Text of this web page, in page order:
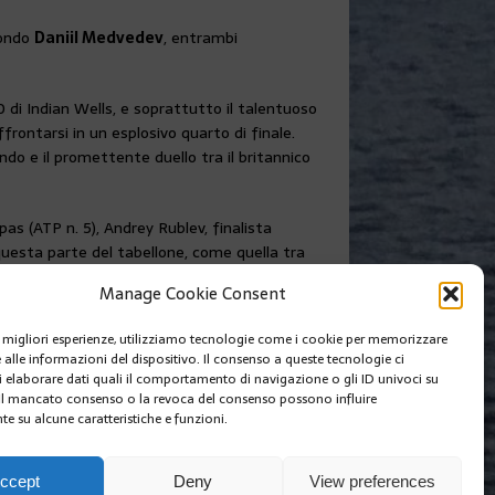
Manage Cookie Consent
migliori esperienze, utilizziamo tecnologie come i cookie per memorizzare
alle informazioni del dispositivo. Il consenso a queste tecnologie ci
elaborare dati quali il comportamento di navigazione o gli ID univoci su
mancato consenso o la revoca del consenso possono influire
su alcune caratteristiche e funzioni.
Deny View preferences
Daniil Medvedev, entrambi
di Indian Wells, e soprattutto il talentuoso
in un esplosivo quarto di finale.
e il promettente duello tra il britannico
(ATP n. 5), Andrey Rublev, finalista
parte del tabellone, come quella tra
Sinner e il croato Borna Coric.
5a SERATA « SALVATE IL CUORE DELLE DONNE »
SIAMO COOKIE POLICY (EU)